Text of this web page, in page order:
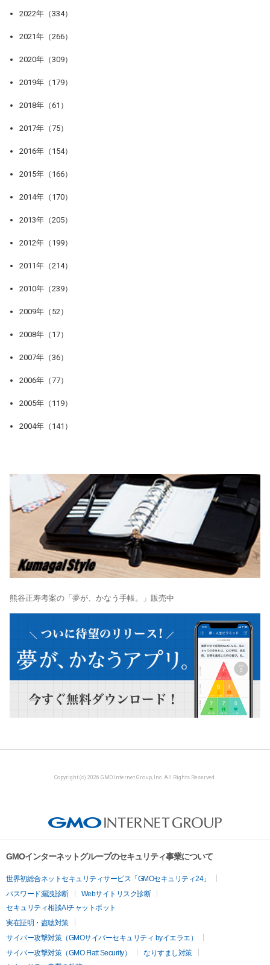
2022年（334）
2021年（266）
2020年（309）
2019年（179）
2018年（61）
2017年（75）
2016年（154）
2015年（166）
2014年（170）
2013年（205）
2012年（199）
2011年（214）
2010年（239）
2009年（52）
2008年（17）
2007年（36）
2006年（77）
2005年（119）
2004年（141）
熊谷正寿考案の「夢が、かなう手帳。」販売中
Copyright (c) 2026 GMO Internet Group, Inc. All Rights Reserved.
GMOインターネットグループのセキュリティ事業について
世界初総合ネットセキュリティサービス「GMOセキュリティ24」
パスワード漏洩診断
Webサイトリスク診断
セキュリティ相談AIチャットボット
実在証明・盗聴対策
サイバー攻撃対策（GMOサイバーセキュリティ byイエラエ）
サイバー攻撃対策（GMO Flatt Security）
なりすまし対策